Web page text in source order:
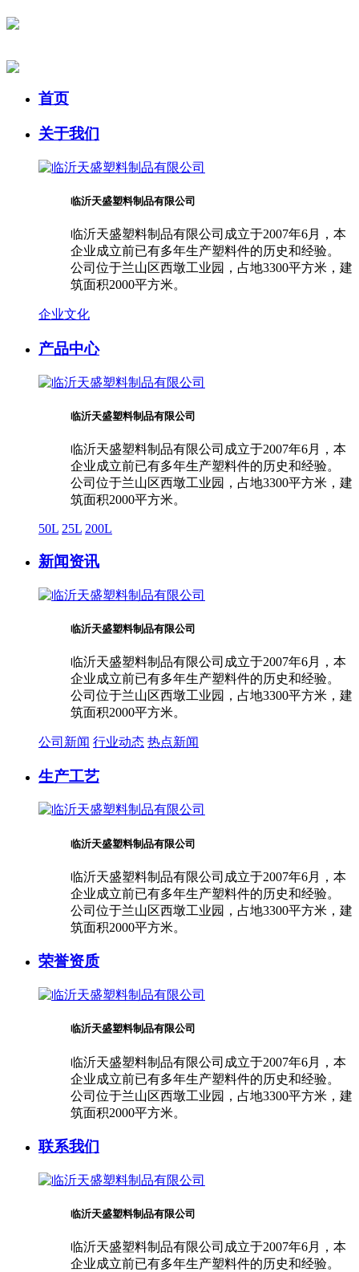
首页
关于我们
临沂天盛塑料制品有限公司
临沂天盛塑料制品有限公司成立于2007年6月，本
企业成立前已有多年生产塑料件的历史和经验。
公司位于兰山区西墩工业园，占地3300平方米，建
筑面积2000平方米。
企业文化
产品中心
临沂天盛塑料制品有限公司
临沂天盛塑料制品有限公司成立于2007年6月，本
企业成立前已有多年生产塑料件的历史和经验。
公司位于兰山区西墩工业园，占地3300平方米，建
筑面积2000平方米。
50L 25L 200L
新闻资讯
临沂天盛塑料制品有限公司
临沂天盛塑料制品有限公司成立于2007年6月，本
企业成立前已有多年生产塑料件的历史和经验。
公司位于兰山区西墩工业园，占地3300平方米，建
筑面积2000平方米。
公司新闻 行业动态 热点新闻
生产工艺
临沂天盛塑料制品有限公司
临沂天盛塑料制品有限公司成立于2007年6月，本
企业成立前已有多年生产塑料件的历史和经验。
公司位于兰山区西墩工业园，占地3300平方米，建
筑面积2000平方米。
荣誉资质
临沂天盛塑料制品有限公司
临沂天盛塑料制品有限公司成立于2007年6月，本
企业成立前已有多年生产塑料件的历史和经验。
公司位于兰山区西墩工业园，占地3300平方米，建
筑面积2000平方米。
联系我们
临沂天盛塑料制品有限公司
临沂天盛塑料制品有限公司成立于2007年6月，本
企业成立前已有多年生产塑料件的历史和经验。